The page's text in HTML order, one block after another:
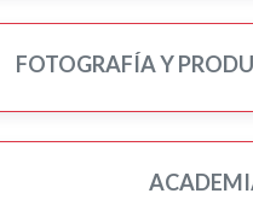
Moda, ropa y complementos
Motor
FOTOGRAFÍA Y